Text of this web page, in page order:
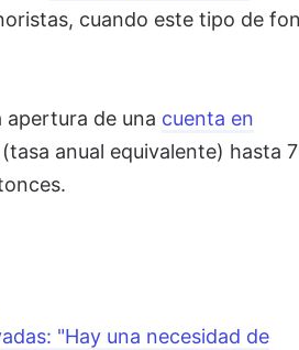
cuando este tipo de
de una cuenta en
anual equivalente) hasta
"Hay una necesidad de